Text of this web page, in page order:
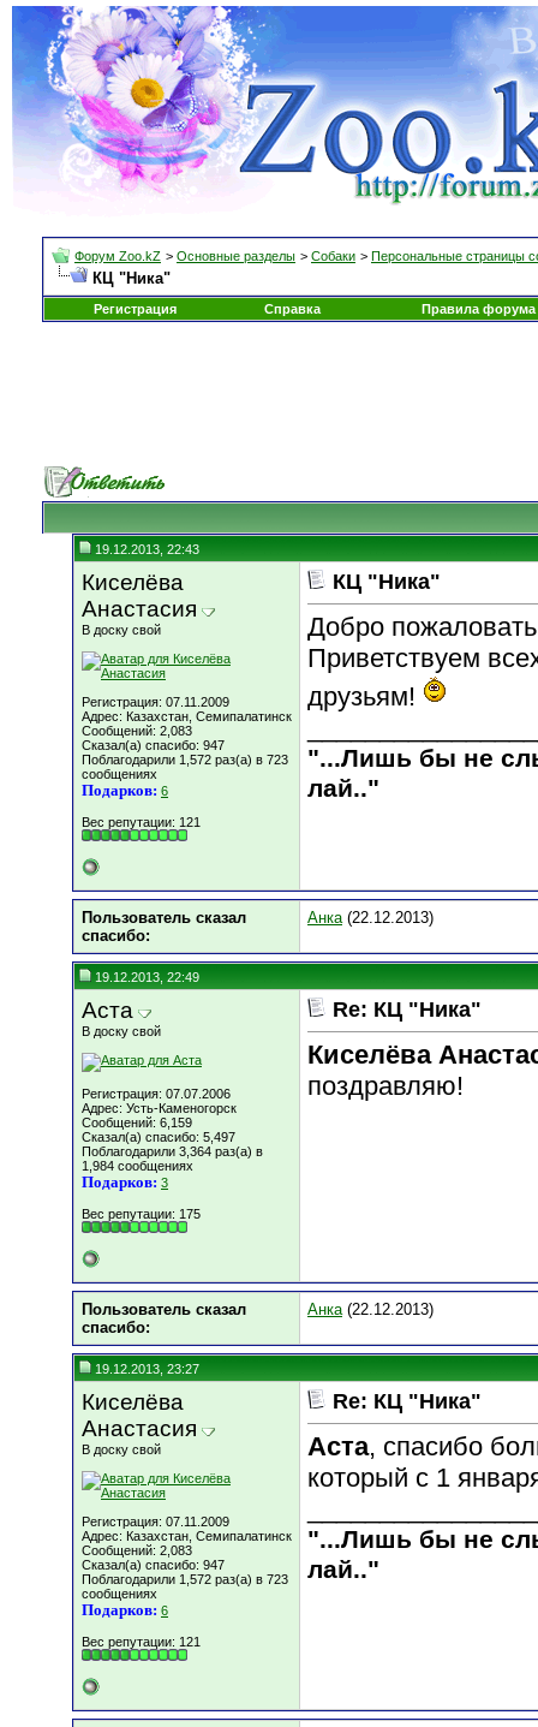
Форум Zoo.kZ > Основные разделы > Собаки > Персональные страницы
КЦ "Ника"
Регистрация Справка Правила форума
19.12.2013, 22:43
Киселёва
Анастасия
В доску свой
Регистрация: 07.11.2009
Адрес: Казахстан, Семипалатинск
Сообщений: 2,083
Сказал(а) спасибо: 947
Поблагодарили 1,572 раз(а) в 723
сообщениях
Подарков: 6
Вес репутации: 121
КЦ "Ника"
Добро
Приветствуем
друзьям!
"...Лишь бы не
лай.."
Пользователь сказал
cпасибо:
Анка(22.12.2013)
19.12.2013, 22:49
Аста
В доску свой
Регистрация: 07.07.2006
Адрес: Усть-Каменогорск
Сообщений: 6,159
Сказал(а) спасибо: 5,497
Поблагодарили 3,364 раз(а) в
1,984 сообщениях
Подарков: 3
Вес репутации: 175
Re: КЦ "Ника"
Киселёва
поздравляю!
Пользователь сказал
cпасибо:
Анка(22.12.2013)
19.12.2013, 23:27
Киселёва
Анастасия
В доску свой
Регистрация: 07.11.2009
Адрес: Казахстан, Семипалатинск
Сообщений: 2,083
Сказал(а) спасибо: 947
Поблагодарили 1,572 раз(а) в 723
сообщениях
Подарков: 6
Вес репутации: 121
Re: КЦ "Ника"
Аста, спасибо
который с 1
"...Лишь бы не
лай.."